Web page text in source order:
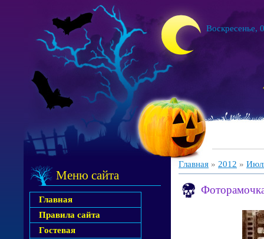
Воскресенье,
Меню сайта
Главная
Правила сайта
Гостевая
Главная » 2012 »